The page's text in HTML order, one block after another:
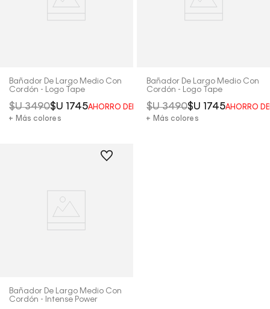
Bañador De Largo Medio Con
Cordón - Logo Tape
$U 3490$U 1745AHORRO DEL
50%
+ Más colores
Bañador De Largo Medio Con
Cordón - Logo Tape
$U 3490$U 1745AHORRO
+ Más colores
Bañador De Largo Medio Con
Cordón - Intense Power